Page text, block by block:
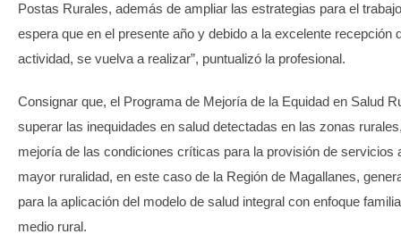
Postas Rurales, además de ampliar las estrategias para el
espera que en el presente año y debido a la excelente recepción
actividad, se vuelva a realizar”, puntualizó la profesional.
Consignar que, el Programa de Mejoría de la Equidad en Salud
superar las inequidades en salud detectadas en las zonas
mejoría de las condiciones críticas para la provisión de servicios
mayor ruralidad, en este caso de la Región de Magallanes,
para la aplicación del modelo de salud integral con enfoque
medio rural.